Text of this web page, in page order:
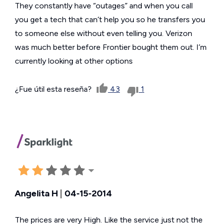
They constantly have “outages” and when you call
you get a tech that can’t help you so he transfers you
to someone else without even telling you. Verizon
was much better before Frontier bought them out. I’m
currently looking at other options
¿Fue útil esta reseña? 43 1
Angelita H 04-15-2014
The prices are very High. Like the service just not the